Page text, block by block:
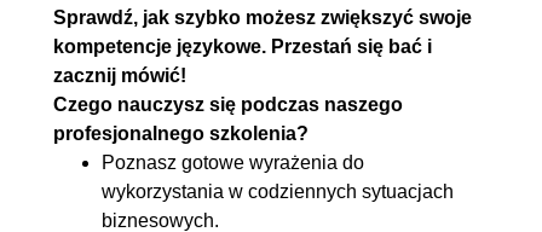
5.1. Przydatne słownictwo
OGLĄDAJ »
5.2. Przewodniczenie spotkaniu
5.3. Udział w spotkaniu
5.4. Wyrażanie opinii
5.5. Wyjaśnianie i sprawdzanie
00:03:01
Sprawdź, jak szybko możesz zwiększyć swoje
kompetencje językowe. Przestań się bać i
zacznij mówić!
Czego nauczysz się podczas naszego
profesjonalnego szkolenia?
Poznasz gotowe wyrażenia do
wykorzystania w codziennych sytuacjach
biznesowych.